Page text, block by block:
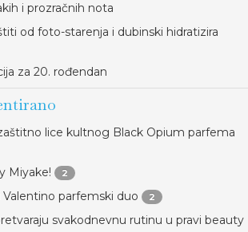
i prozračnih nota
od foto-starenja i dubinski hidratizira
za 20. rođendan
lice kultnog Black Opium parfema
Miyake! 2
parfemski duo 2
svakodnevnu rutinu u pravi beauty